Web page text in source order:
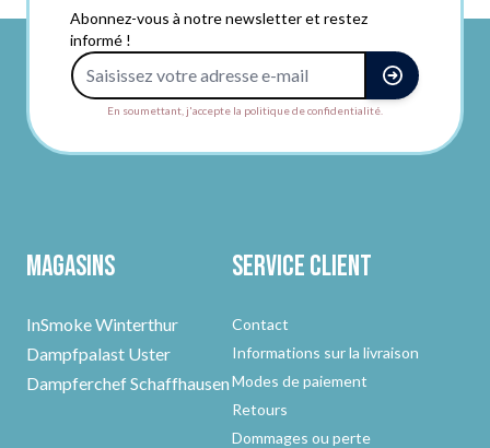
Abonnez-vous à notre newsletter et restez
informé !
En soumettant, j'accepte la politique de confidentialité.
Magasins
InSmoke Winterthur
Dampfpalast Uster
Dampferchef Schaffhausen
Service client
Contact
Informations sur la livraison
Modes de paiement
Retours
Dommages ou perte